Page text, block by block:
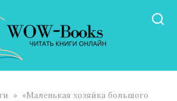
» «Маленькая хозяйка большого